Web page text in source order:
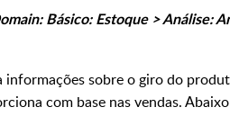
Básico: Estoque > Análise:
informações sobre o giro do
com base nas vendas.